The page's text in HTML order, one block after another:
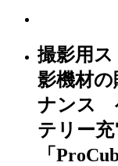
撮影用
影機材
ナンス
テリー充
「